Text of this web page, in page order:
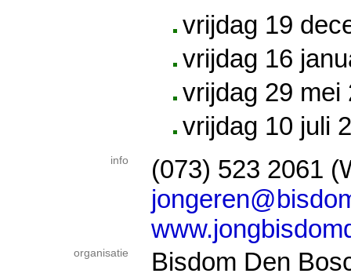
vrijdag 19
vrijdag 16
vrijdag 29 mei
vrijdag 10 juli
info
(073) 523 2061
organisatie Bisdom Den